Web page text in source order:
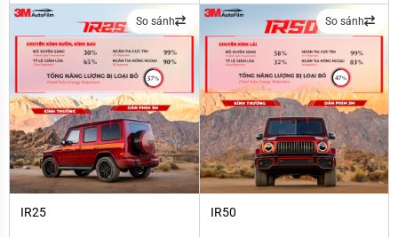
So sánh
IR25
So sánh
IR50